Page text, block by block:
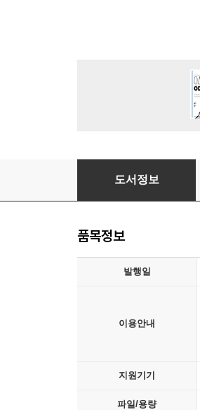
프로보커터
도서정보
품목정보
발행일
이용안내
지원기기
파일/용량